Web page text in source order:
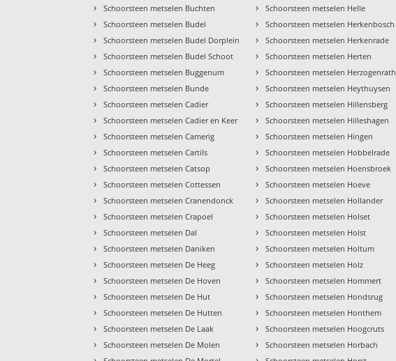
› Schoorsteen metselen Buchten
› Schoorsteen metselen Budel
› Schoorsteen metselen Budel Dorplein
› Schoorsteen metselen Budel Schoot
› Schoorsteen metselen Buggenum
› Schoorsteen metselen Bunde
› Schoorsteen metselen Cadier
› Schoorsteen metselen Cadier en Keer
› Schoorsteen metselen Camerig
› Schoorsteen metselen Cartils
› Schoorsteen metselen Catsop
› Schoorsteen metselen Cottessen
› Schoorsteen metselen Cranendonck
› Schoorsteen metselen Crapoel
› Schoorsteen metselen Dal
› Schoorsteen metselen Daniken
› Schoorsteen metselen De Heeg
› Schoorsteen metselen De Hoven
› Schoorsteen metselen De Hut
› Schoorsteen metselen De Hutten
› Schoorsteen metselen De Laak
› Schoorsteen metselen De Molen
› Schoorsteen metselen Helle
› Schoorsteen metselen Herkenbosch
› Schoorsteen metselen Herkenrade
› Schoorsteen metselen Herten
› Schoorsteen metselen Herzogenrath
› Schoorsteen metselen Heythuysen
› Schoorsteen metselen Hillensberg
› Schoorsteen metselen Hilleshagen
› Schoorsteen metselen Hingen
› Schoorsteen metselen Hobbelrade
› Schoorsteen metselen Hoensbroek
› Schoorsteen metselen Hoeve
› Schoorsteen metselen Hollander
› Schoorsteen metselen Holset
› Schoorsteen metselen Holst
› Schoorsteen metselen Holtum
› Schoorsteen metselen Holz
› Schoorsteen metselen Hommert
› Schoorsteen metselen Hondsrug
› Schoorsteen metselen Honthem
› Schoorsteen metselen Hoogcruts
› Schoorsteen metselen Horbach